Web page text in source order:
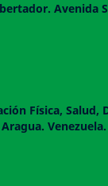
Avenida
Física, Salud,
Estado